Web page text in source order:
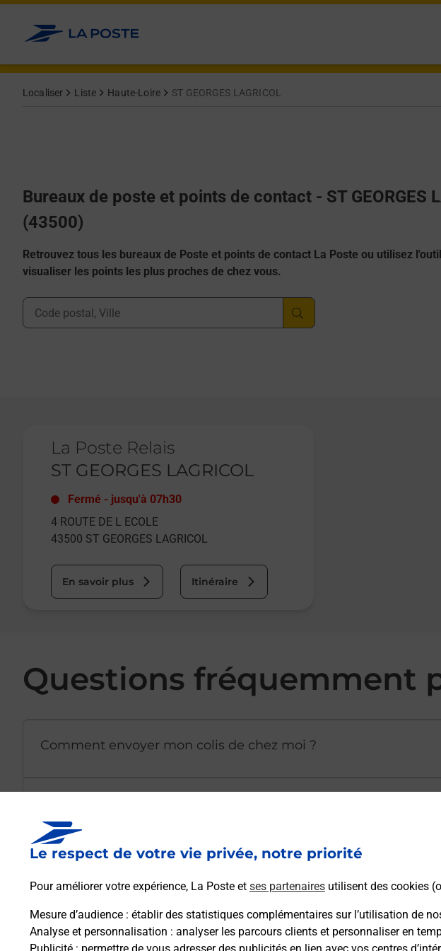
Le respect de votre vie privée, notre priorité
Pour améliorer votre expérience, La Poste et ses partenaires utilisent des cookies
Mesure d’audience : établir des statistiques complémentaires sur l’utilisation de
Analyse et personnalisation : analyser les parcours clients et personnaliser en
Allez au contenu
Localiser Liste Haute-Loire ST GEORGES LAGRICOL
Bureaux de poste et points de contact - ST GEORGES
(43500)
Retrouvez tous les bureaux de Poste et points de contact La Poste ou utilisez
visualiser les points les plus proches de chez vous.
Ville, Département, Code Postal
La Poste Relais
ST GEORGES LAGRICOL
Fermé - jusqu'à 07h30
4 ROUTE DE L ECOLE
43500 ST GEORGES LAGRICOL
En savoir plus Itinéraire
Questions fréquemment
Comment envoyer mon colis de chez moi ?
Afficher ou masquer la réponse
Afficher ou masquer la réponse
Comment demander une modification de livraison ?
Afficher ou masquer la réponse
Comment La Poste participe-t-elle à votre sécurité au
Afficher ou masquer la réponse
Afficher ou masquer la réponse